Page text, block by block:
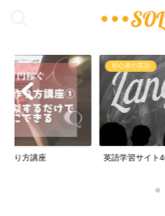
作り方講座
初心者の英語
英語学習サイト